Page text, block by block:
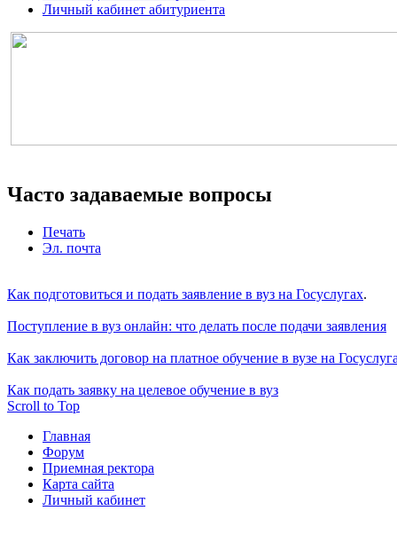
Личный кабинет абитуриента
Часто задаваемые вопросы
Печать
Эл. почта
Как подготовиться и подать заявление в вуз на Госуслугах.
Поступление в вуз онлайн: что делать после подачи заявления
Как заключить договор на платное обучение в вузе на
Как подать заявку на целевое обучение в вуз
Scroll to Top
Главная
Форум
Приемная ректора
Карта сайта
Личный кабинет